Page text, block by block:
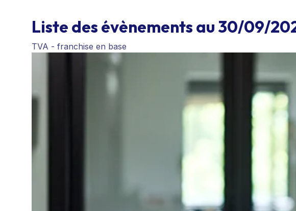
Liste des évènements au 30/09/
TVA - franchise en base